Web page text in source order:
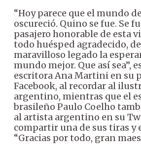
“Hoy parece que el mundo
oscureció. Quino se fue. Se
pasajero honorable de esta
todo huésped agradecido,
maravilloso legado la
mundo mejor. Que así sea”,
escritora Ana Martini en su
Facebook, al recordar al
argentino, mientras que el
brasileño Paulo Coelho
al artista argentino en su
compartir una de sus tiras y
“Gracias por todo, gran